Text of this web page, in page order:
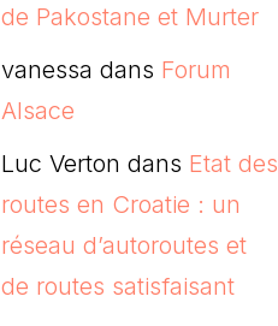
de Pakostane et Murter
vanessa dans Forum
Alsace
Luc Verton dans Etat des
routes en Croatie : un
réseau d’autoroutes et
de routes satisfaisant